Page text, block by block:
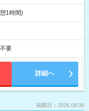
1時間)
要
詳細へ
掲載日：2026.08.06